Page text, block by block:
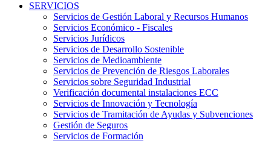
SERVICIOS
Servicios de Gestión Laboral y Recursos Humanos
Servicios Económico - Fiscales
Servicios Jurídicos
Servicios de Desarrollo Sostenible
Servicios de Medioambiente
Servicios de Prevención de Riesgos Laborales
Servicios sobre Seguridad Industrial
Verificación documental instalaciones ECC
Servicios de Innovación y Tecnología
Servicios de Tramitación de Ayudas y Subvenciones
Gestión de Seguros
Servicios de Formación